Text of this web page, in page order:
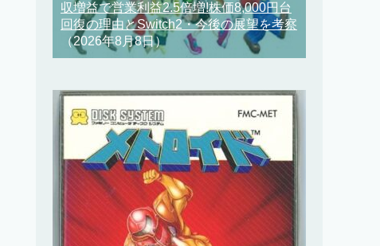
収増益で営業利益2.5倍増!株価8,000円台
回復の理由とSwitch2・今後の展望を考察
（2026年8月8日）